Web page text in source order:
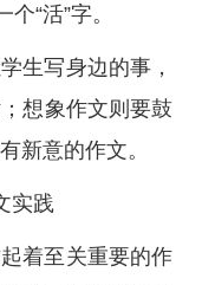
“活”字。
生写身边的事，
想象作文则要鼓
新意的作文。
实践
着至关重要的作